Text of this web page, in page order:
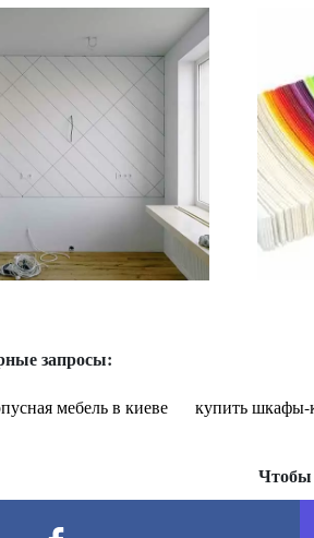
запросы:
мебель в киеве купить шкафы-
Чтобы